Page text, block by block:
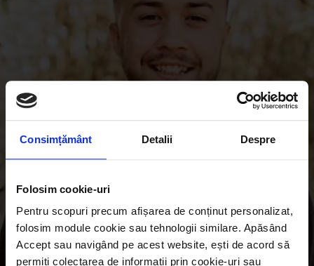
Consimțământ Detalii Despre
Folosim cookie-uri
Pentru scopuri precum afișarea de conținut personalizat,
folosim module cookie sau tehnologii similare. Apăsând
Accept sau navigând pe acest website, ești de acord să
permiți colectarea de informații prin cookie-uri sau